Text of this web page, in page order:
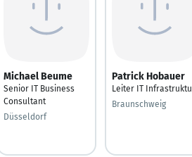
Michael Beume
Senior IT Business
Consultant
Düsseldorf
Patrick Hobauer
Leiter IT
Braunschweig